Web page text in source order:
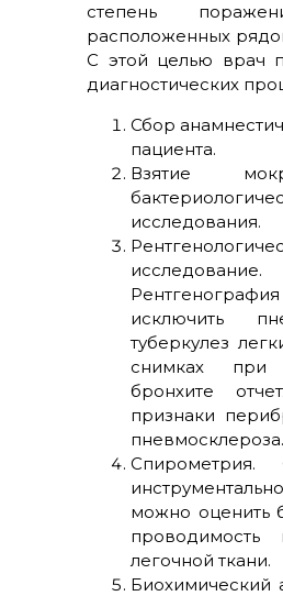
степень
расположенных
С этой целью врач
диагностических
Сбор
пациента.
Взятие
исследования.
исследование.
исключить
туберкулез
снимках при
бронхите
признаки
пневмосклероза.
можно оценить
проводимость
легочной ткани.
Биохимический